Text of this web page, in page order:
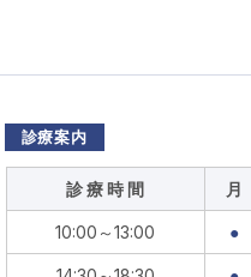
診療案内
診 療 時 間 月
10:00～13:00 ●